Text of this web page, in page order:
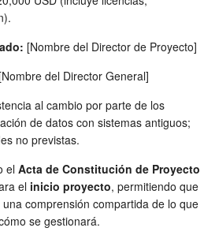
[Nombre del Director de Proyecto]
del Director General]
al cambio por parte de los
de datos con sistemas antiguos;
no previstas.
el Acta de Constitución de Proyecto
el inicio proyecto, permitiendo que
comprensión compartida de lo que
se gestionará.